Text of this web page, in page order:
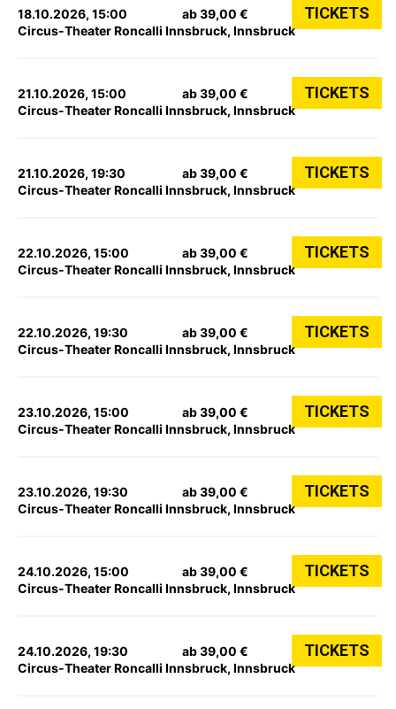
18.10.2026, 15:00
Circus-Theater Roncalli Innsbruck, Innsbruck
ab 39,00 € TICKETS
21.10.2026, 15:00
Circus-Theater Roncalli Innsbruck, Innsbruck
ab 39,00 € TICKETS
21.10.2026, 19:30
Circus-Theater Roncalli Innsbruck, Innsbruck
ab 39,00 € TICKETS
22.10.2026, 15:00
Circus-Theater Roncalli Innsbruck, Innsbruck
ab 39,00 € TICKETS
22.10.2026, 19:30
Circus-Theater Roncalli Innsbruck, Innsbruck
ab 39,00 € TICKETS
23.10.2026, 15:00
Circus-Theater Roncalli Innsbruck, Innsbruck
ab 39,00 € TICKETS
23.10.2026, 19:30
Circus-Theater Roncalli Innsbruck, Innsbruck
ab 39,00 € TICKETS
24.10.2026, 15:00
Circus-Theater Roncalli Innsbruck, Innsbruck
ab 39,00 € TICKETS
24.10.2026, 19:30
Circus-Theater Roncalli Innsbruck, Innsbruck
ab 39,00 € TICKETS